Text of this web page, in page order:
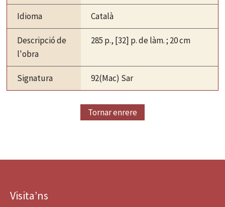
Idioma Català
Descripció de
l'obra
285 p., [32] p. de làm. ; 20 cm
Signatura 92(Mac) Sar
Tornar enrere
Visita’ns